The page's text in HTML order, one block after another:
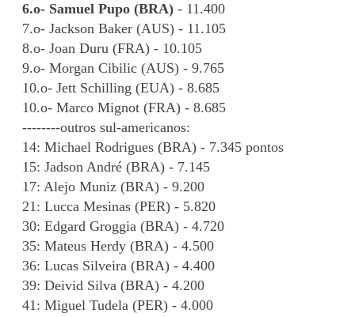
6.o- Samuel Pupo (BRA) - 11.400
7.o- Jackson Baker (AUS) - 11.105
8.o- Joan Duru (FRA) - 10.105
9.o- Morgan Cibilic (AUS) - 9.765
10.o- Jett Schilling (EUA) - 8.685
10.o- Marco Mignot (FRA) - 8.685
--------outros sul-americanos:
14: Michael Rodrigues (BRA) - 7.345 pontos
15: Jadson André (BRA) - 7.145
17: Alejo Muniz (BRA) - 9.200
21: Lucca Mesinas (PER) - 5.820
30: Edgard Groggia (BRA) - 4.720
35: Mateus Herdy (BRA) - 4.500
36: Lucas Silveira (BRA) - 4.400
39: Deivid Silva (BRA) - 4.200
41: Miguel Tudela (PER) - 4.000